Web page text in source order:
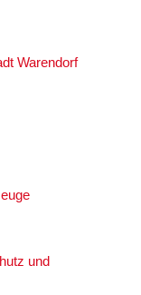
Warendorf
und